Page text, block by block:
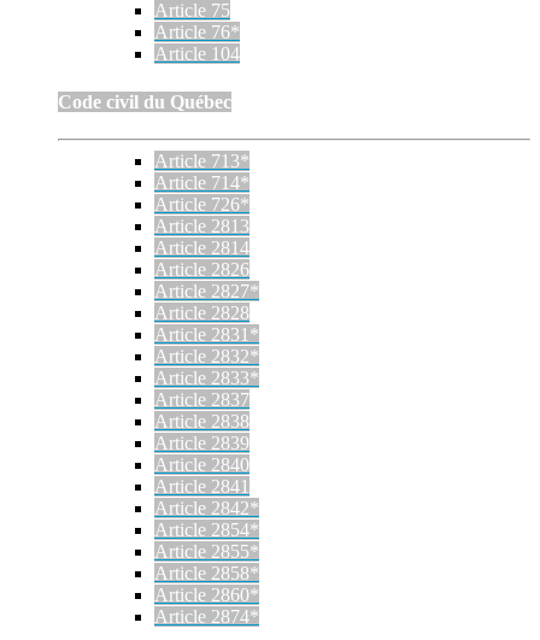
Article 75
Article 76*
Article 104
Code civil du Québec
Article 713*
Article 714*
Article 726*
Article 2813
Article 2814
Article 2826
Article 2827*
Article 2828
Article 2831*
Article 2832*
Article 2833*
Article 2837
Article 2838
Article 2839
Article 2840
Article 2841
Article 2842*
Article 2854*
Article 2855*
Article 2858*
Article 2860*
Article 2874*